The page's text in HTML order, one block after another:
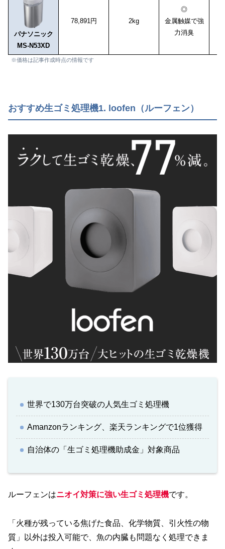
パナソニック
MS-N53XD
78,891円 2kg
◎
金属触媒で強
力消臭
※価格は記事作成時点の情報です
おすすめ生ゴミ処理機1. loofen（ルーフェン）
世界で130万台突破の人気生ゴミ処理機
Amanzonランキング、楽天ランキングで1位獲得
自治体の「生ゴミ処理機助成金」対象商品
ルーフェンはニオイ対策に強い生ゴミ処理機です。
「火種が残っている焦げた食品、化学物質、引火性の物
質」以外は投入可能で、魚の内臓も問題なく処理できま